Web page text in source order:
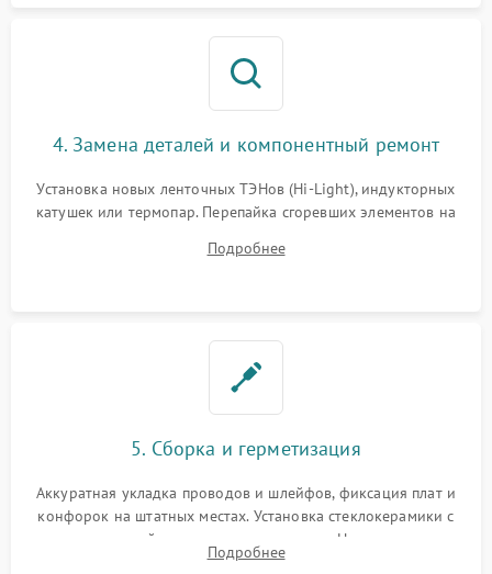
4. Замена деталей и компонентный ремонт
Установка новых ленточных ТЭНов (Hi-Light), индукторных
катушек или термопар. Перепайка сгоревших элементов на
дорожек. Очистка контактов и замена поврежденной
Подробнее
5. Сборка и герметизация
Аккуратная укладка проводов и шлейфов, фиксация плат и
конфорок на штатных местах. Установка стеклокерамики с
проверкой равномерности зазоров. Нанесение
термостойкого герметика или укладка уплотнительной
Подробнее